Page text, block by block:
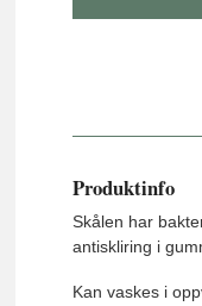
Produktinfo
Skålen har
antiskliring i
Kan vaskes i